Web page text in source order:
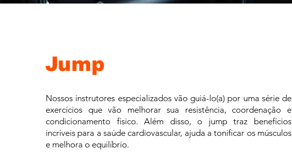
Jump
Nossos instrutores especializados vão guiá-lo(a) por uma série de
exercícios que vão melhorar sua resistência, coordenação e
condicionamento físico. Além disso, o jump traz benefícios
incríveis para a saúde cardiovascular, ajuda a tonificar os músculos
e melhora o equilíbrio.